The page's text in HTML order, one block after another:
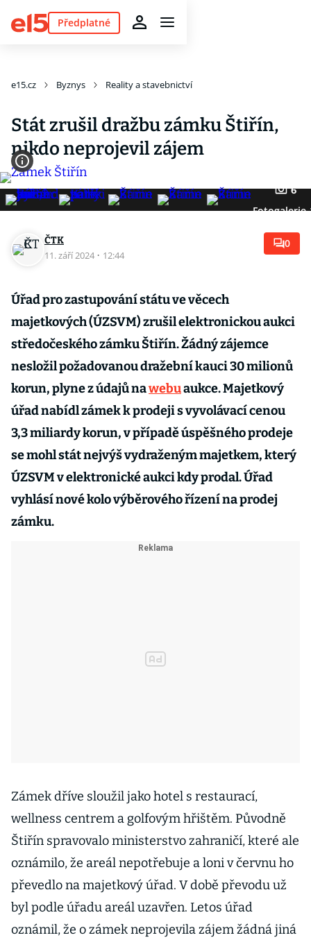
Předplatné
e15.cz Byznys Reality a stavebnictví
Stát zrušil dražbu zámku Štiřín,
nikdo neprojevil zájem
6
Fotogalerie
ČTK
11. září 2024 · 12:44
0
Úřad pro zastupování státu ve věcech
majetkových (ÚZSVM) zrušil elektronickou aukci
středočeského zámku Štiřín. Žádný zájemce
nesložil požadovanou dražební kauci 30 milionů
korun, plyne z údajů nawebuaukce. Majetkový
úřad nabídl zámek k prodeji s vyvolávací cenou
3,3 miliardy korun, v případě úspěšného prodeje
se mohl stát nejvýš vydraženým majetkem, který
ÚZSVM v elektronické aukci kdy prodal. Úřad
vyhlásí nové kolo výběrového řízení na prodej
zámku.
Zámek dříve sloužil jako hotel s restaurací,
wellness centrem a golfovým hřištěm. Původně
Štiřín spravovalo ministerstvo zahraničí, které ale
oznámilo, že areál nepotřebuje a loni v červnu ho
převedlo na majetkový úřad. V době převodu už
byl podle úřadu areál uzavřen. Letos úřad
oznámil, že o zámek neprojevila zájem žádná jiná